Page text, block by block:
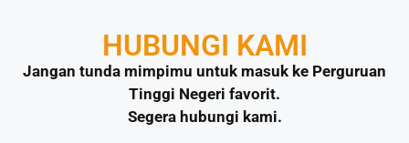
HUBUNGI KAMI
Jangan tunda mimpimu untuk masuk ke Perguruan
Tinggi Negeri favorit.
Segera hubungi kami.